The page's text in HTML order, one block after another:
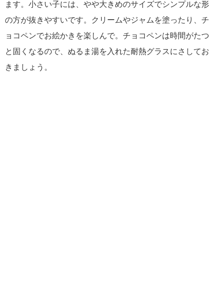
ます。小さい子には、やや大きめのサイズでシンプルな形
の方が抜きやすいです。クリームやジャムを塗ったり、チ
ョコペンでお絵かきを楽しんで。チョコペンは時間がたつ
と固くなるので、ぬるま湯を入れた耐熱グラスにさしてお
きましょう。